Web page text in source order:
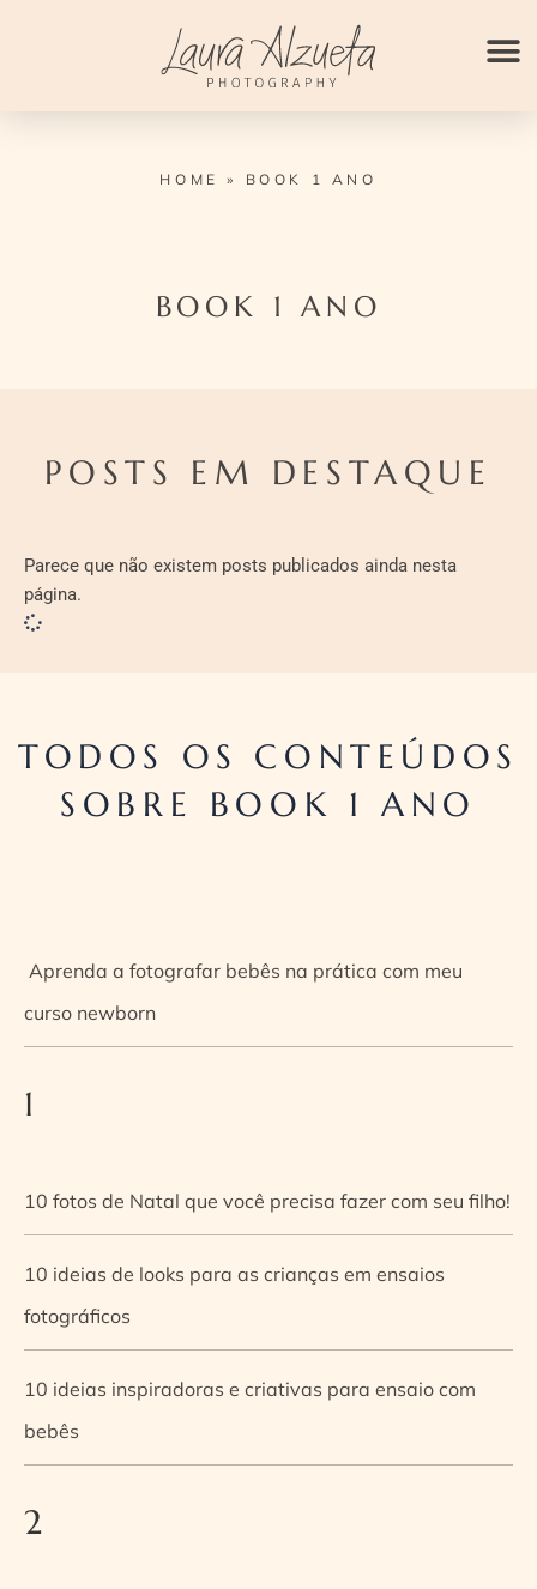
HOME » BOOK 1 ANO
BOOK 1 ANO
POSTS EM DESTAQUE
Parece que não existem posts publicados ainda nesta
página.
TODOS OS CONTEÚDOS
SOBRE BOOK 1 ANO
Aprenda a fotografar bebês na prática com meu
curso newborn
1
10 fotos de Natal que você precisa fazer com seu filho!
10 ideias de looks para as crianças em ensaios
fotográficos
10 ideias inspiradoras e criativas para ensaio com
bebês
2